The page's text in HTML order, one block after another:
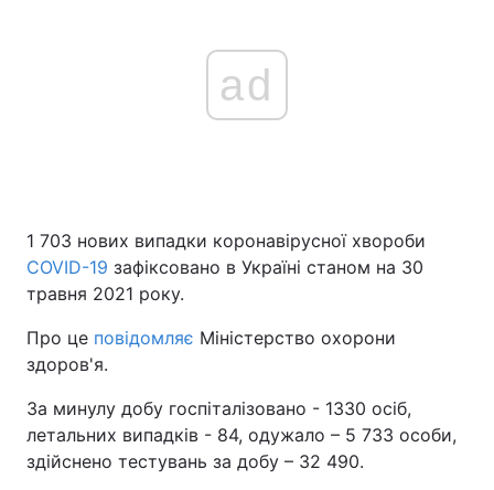
Головна Війна
Економіка
Спорт Наука
Техно і зв'язок Лайт
ad
1 703 нових випадки коронавірусної хвороби
COVID-19 зафіксовано в Україні станом на 30
травня 2021 року.
Про це повідомляє Міністерство охорони
здоров'я.
За минулу добу госпіталізовано - 1330 осіб,
летальних випадків - 84, одужало – 5 733 особи,
здійснено тестувань за добу – 32 490.